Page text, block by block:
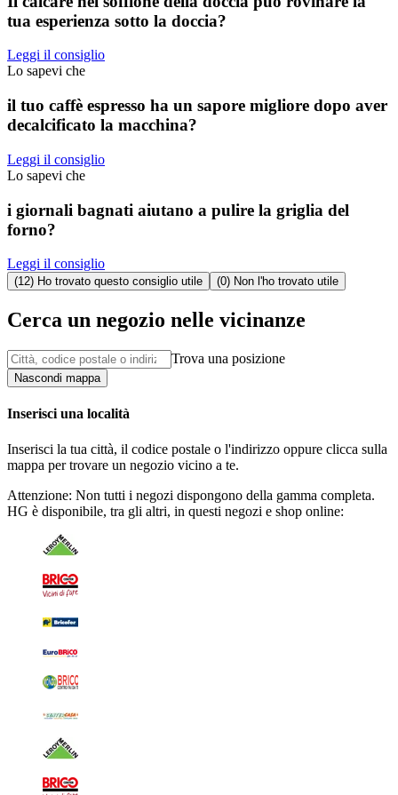
tua esperienza sotto la doccia?
Leggi il consiglio
Lo sapevi che
il tuo caffè espresso ha un sapore migliore dopo aver
decalcificato la macchina?
Leggi il consiglio
Lo sapevi che
i giornali bagnati aiutano a pulire la griglia del
forno?
Leggi il consiglio
(12) Ho trovato questo consiglio utile (0) Non l'ho trovato utile
Cerca un negozio nelle vicinanze
Trova una posizione
Nascondi mappa
Inserisci una località
Inserisci la tua città, il codice postale o l'indirizzo oppure clicca sulla
mappa per trovare un negozio vicino a te.
Attenzione: Non tutti i negozi dispongono della gamma completa.
HG è disponibile, tra gli altri, in questi negozi e shop online: